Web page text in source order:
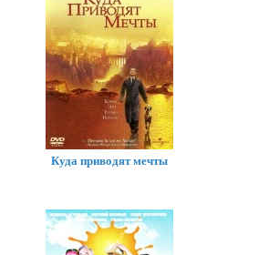
Куда приводят мечты